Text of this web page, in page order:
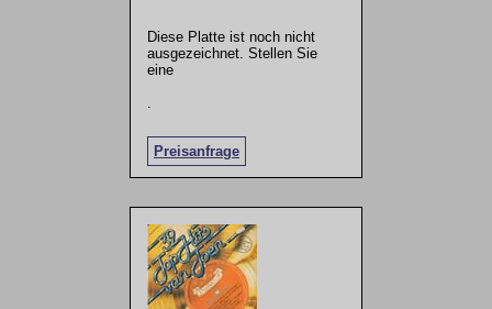
Diese Platte ist noch nicht
ausgezeichnet. Stellen Sie
eine
Preisanfrage